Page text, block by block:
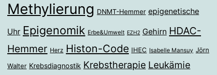
Methylierung DNMT-Hemmer epigenetische
Uhr Epigenomik Erbe&Umwelt EZH2 Gehirn HDAC-
Hemmer Herz Histon-Code IHEC Isabelle Mansuy Jörn
Walter Krebsdiagnostik Krebstherapie Leukämie